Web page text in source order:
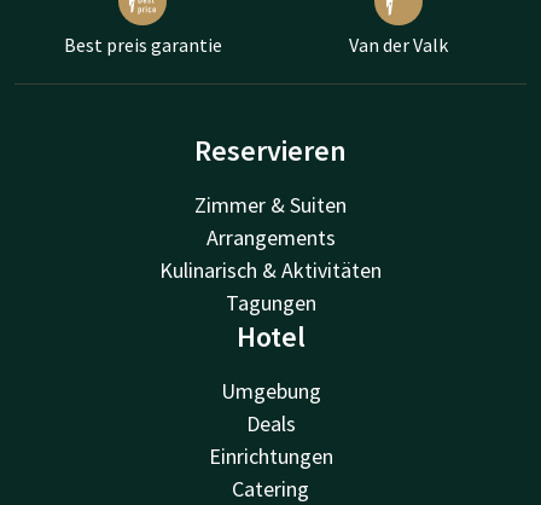
Best preis garantie Van der Valk
Reservieren
Zimmer & Suiten
Arrangements
Kulinarisch & Aktivitäten
Tagungen
Hotel
Umgebung
Deals
Einrichtungen
Catering